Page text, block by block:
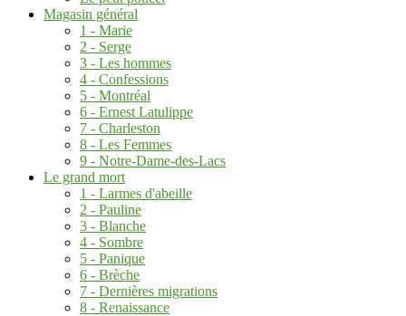
Magasin général
1 - Marie
2 - Serge
3 - Les hommes
4 - Confessions
5 - Montréal
6 - Ernest Latulippe
7 - Charleston
8 - Les Femmes
9 - Notre-Dame-des-Lacs
Le grand mort
1 - Larmes d'abeille
2 - Pauline
3 - Blanche
4 - Sombre
5 - Panique
6 - Brèche
7 - Dernières migrations
8 - Renaissance